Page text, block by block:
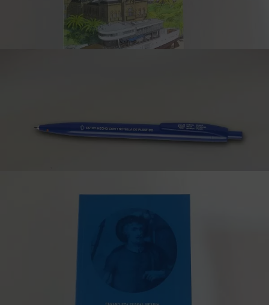
Come sano, cocina pescado
27,00€
itxuraldatzen